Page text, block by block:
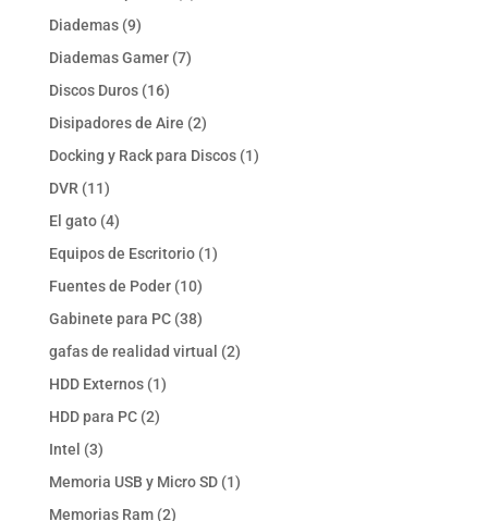
Diademas 99
productos
Diademas Gamer 77
Discos Duros 1616
productos
Disipadores de Aire 22
productos
Docking y Rack para Discos 11
DVR 1111
productos
El gato 44
productos
Equipos de Escritorio 11
Fuentes de Poder 1010
productos
Gabinete para PC 3838
productos
gafas de realidad virtual 22
HDD Externos 11
HDD para PC 22
Intel 33
productos
Memoria USB y Micro SD 11
Memorias Ram 22